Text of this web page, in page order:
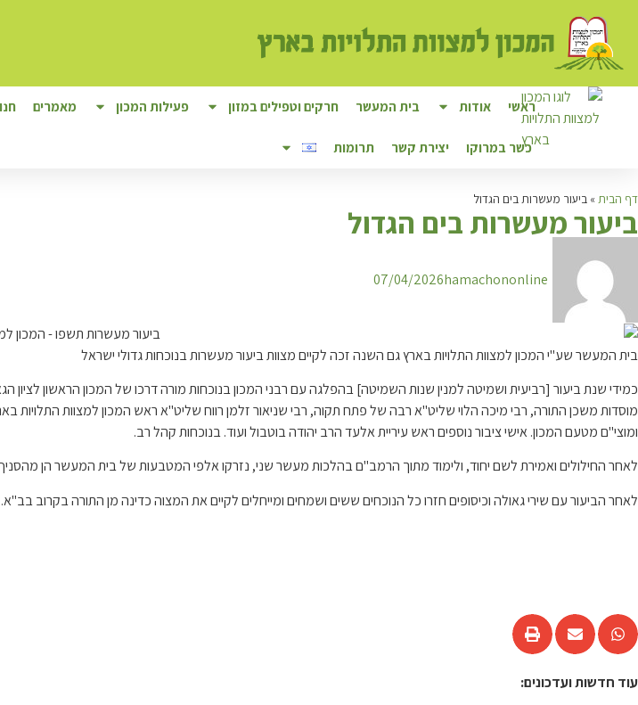
ראשי אודות בית המעשר חרקים וטפילים במזון פעילות המכון מאמרים
כשר במרוקו יצירת קשר תרומות
דף הבית » ביעור מעשרות בים הגדול
ביעור מעשרות בים הגדול
hamachononline
07/04/2026
בית המעשר שע"י המכון למצוות התלויות בארץ גם השנה זכה לקיים מצוות ביעור מעשרות בנוכחות גדולי ישראל
כמידי שנת ביעור [רביעית ושמיטה למנין שנות השמיטה] בהפלגה עם רבני המכון בנוכחות מורה דרכו של המכון הראשון
מוסדות משכן התורה, רבי מיכה הלוי שליט"א רבה של פתח תקוה, רבי שניאור זלמן רווח שליט"א ראש המכון למצוות
ומוצי"ם מטעם המכון. אישי ציבור נוספים ראש עיריית אלעד הרב יהודה בוטבול ועוד. בנוכחות קהל רב.
לאחר החילולים ואמירת לשם יחוד, ולימוד מתוך הרמב"ם בהלכות מעשר שני, נזרקו אלפי המטבעות של בית המעשר הן
לאחר הביעור עם שירי גאולה וכיסופים חזרו כל הנוכחים ששים ושמחים ומייחלים לקיים את המצוה כדינה מן התורה בקרוב בב"א.
עוד חדשות ועדכונים: